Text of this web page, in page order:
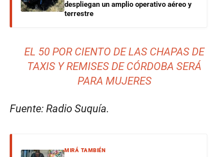
despliegan un amplio operativo aéreo y
terrestre
EL 50 POR CIENTO DE LAS CHAPAS DE
TAXIS Y REMISES DE CÓRDOBA SERÁ
PARA MUJERES
Fuente: Radio Suquía.
MIRÁ TAMBIÉN